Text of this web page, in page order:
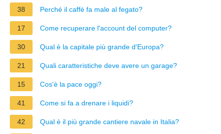
38 Perché il caffè fa male al fegato?
17 Come recuperare l'account del computer?
30 Qual è la capitale più grande d'Europa?
21 Quali caratteristiche deve avere un garage?
15 Cos'è la pace oggi?
41 Come si fa a drenare i liquidi?
42 Qual è il più grande cantiere navale in Italia?